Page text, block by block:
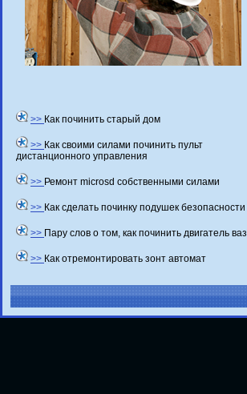
>> Как починить старый дом
>> Как своими силами починить пульт
дистанционного управления
>> Ремонт microsd собственными силами
>> Как сделать починку подушек безопасности
>> Пару слов о том, как починить двигатель ваз
>> Как отремонтировать зонт автомат